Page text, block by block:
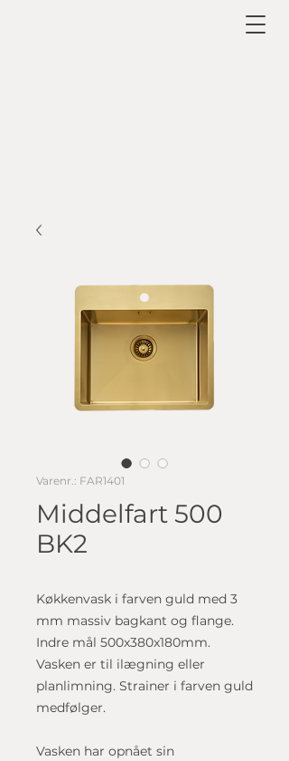
Varenr.: FAR1401
Middelfart 500
BK2
Køkkenvask i farven guld med 3
mm massiv bagkant og flange.
Indre mål 500x380x180mm.
Vasken er til ilægning eller
planlimning. Strainer i farven guld
medfølger.
Vasken har opnået sin